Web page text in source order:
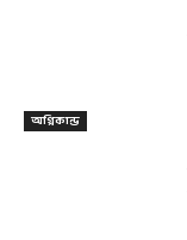
অগ্নিকান্ড